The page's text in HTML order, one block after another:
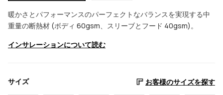
暖かさとパフォーマンスのパーフェクトなバランスを実現する中
重量の断熱材 (ボディ 60gsm、スリーブとフード 40gsm)。
インサレーションについて読む
サイズ お客様のサイズを探す